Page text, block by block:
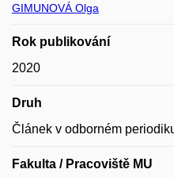
GIMUNOVÁ Olga
Rok publikování
2020
Druh
Článek v odborném
Fakulta / Pracoviště MU